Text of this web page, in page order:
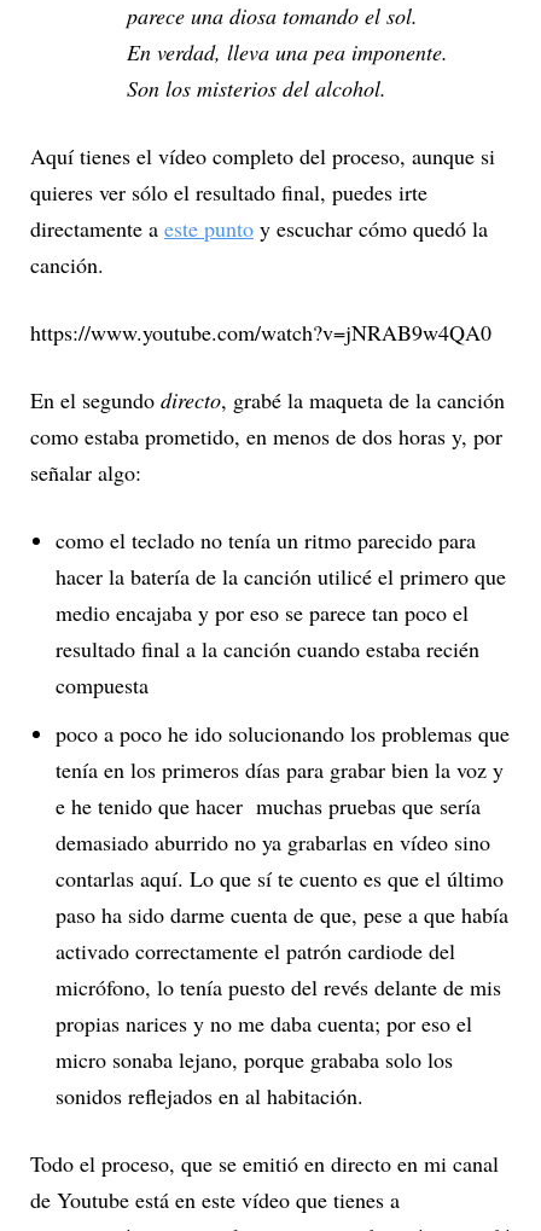
parece una diosa tomando el sol.
En verdad, lleva una pea imponente.
Son los misterios del alcohol.
Aquí tienes el vídeo completo del proceso, aunque si
quieres ver sólo el resultado final, puedes irte
directamente a este punto y escuchar cómo quedó la
canción.
https://www.youtube.com/watch?v=jNRAB9w4QA0
En el segundo directo, grabé la maqueta de la canción
como estaba prometido, en menos de dos horas y, por
señalar algo:
como el teclado no tenía un ritmo parecido para
hacer la batería de la canción utilicé el primero que
medio encajaba y por eso se parece tan poco el
resultado final a la canción cuando estaba recién
compuesta
poco a poco he ido solucionando los problemas que
tenía en los primeros días para grabar bien la voz y
e he tenido que hacer muchas pruebas que sería
demasiado aburrido no ya grabarlas en vídeo sino
contarlas aquí. Lo que sí te cuento es que el último
paso ha sido darme cuenta de que, pese a que había
activado correctamente el patrón cardiode del
micrófono, lo tenía puesto del revés delante de mis
propias narices y no me daba cuenta; por eso el
micro sonaba lejano, porque grababa solo los
sonidos reflejados en al habitación.
Todo el proceso, que se emitió en directo en mi canal
de Youtube está en este vídeo que tienes a